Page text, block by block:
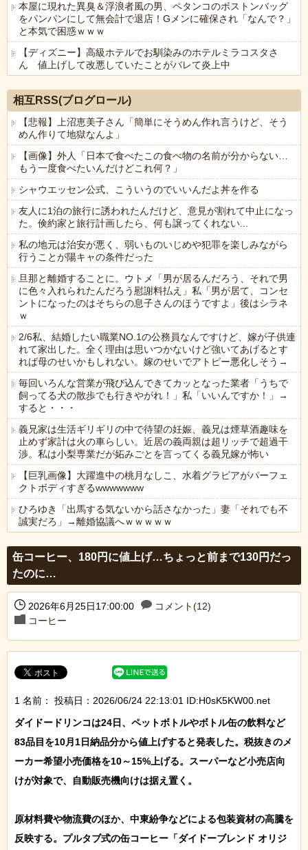
本屋に現れた異臭＆浮浪者風の男、ペタンコのボストンバッグ
をパンパンにして無会計で退店！Gメンに確保され「なんで？」
と本気で困惑ｗｗｗ
【ディズニー】高級ホテルでお馴染みのホテルミラコスタさ
ん 値上げして改悪していたことがバレて炎上中
相互RSS(ブログロール)
【悲報】上沼恵美子さん「簡単にそうめん作れ言うけど、そう
めん作りて地獄なんよ」
【画像】外人「日本で食べたこの食べ物の名前が分からない…
もう一度食べたいんだけどこれ何？」
シャウエッセン公式、こういうのでいいんだよ丼を作る
友人に1泊の旅行に誘われたんだけど、意見が割れて中止になっ
た。倹約家と旅行計画したら、何も譲ってくれない...
私の地元は治安が悪く、弱いものいじめや犯罪を楽しみながら
行うことが陽キャの条件だった
旦那と離婚することに。ウトメ「男が居るんだろう、それで男
に色々入れられたんだろう慰謝料払え」私「男が居て、コンセ
ントになったのはそちらの息子さんのほうですよ」後はシラネ
ｗ
2/6私、結婚したい職業NO.1の公務員なんですけど、嫁が子供連
れて家出した。全く理由は思いつかないけど強いてあげるとす
れば母のせいかもしれない。嫁のせいでアトピー悪化しそう→
毎回いろんな営業が飛び込んできてカッとなった業者「うちで
飼ってる犬の散歩でも行きやがれ！」私「いいんですか！」→
すると・・・
義兄家は生活ギリギリの中で待望の妊娠、義兄は煙草酒趣味を
止めず家計は火の車らしい。近居の義両親は超リッチで超過干
渉。私は小梨専業だが妬みごとを言ってくる義兄嫁が怖い
【巨乳画像】大躍進中の桃月なしこ、水着グラビアがパーフェ
クトボディすぎるwwwwwww
ひろゆき「出馬する気ないから話さなかった」妻「それでも不
誠実だろ」→離婚協議へｗｗｗｗｗ
缶コーヒー、180円に値上げ…ちょっと前まで130円だっ
たのに…
2026年6月25日17:00:00
コメント(12)
コーヒー
1 名前：
投稿日：2026/06/24 22:13:01 ID:H0sK5KW00.net
ダイドードリンコは24日、ペットボトルやボトル缶の飲料など
83品目を10月1日納品分から値上げすると発表した。税抜きのメ
ーカー希望小売価格を10～15%上げる。スーパーなど小売店向
けが対象で、自動販売機向けは据え置く。
原材料費や物流費のほか、中東紛争などによる包装資材の高騰を
反映する。プルタブ式の缶コーヒー「ダイドーブレンド オリジ